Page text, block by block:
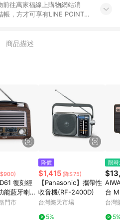
前往萬家福線上購物網站消
，方才可享有LINE POINTS
。 5. 回饋點數計算將排除訂
服中心，並由康達盛通生活
體驗，將不定期推出精選、
好。
商品描述
復刻經
能藍牙喇叭
送C to L充
門市
降價
$1,415 (降$75)
【Panasonic】攜帶性
收音機(RF-2400D)
台灣樂天市場
5%
限
台
eta
台灣